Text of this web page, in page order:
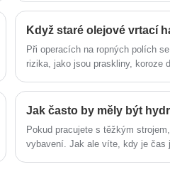
Při operacích na ropných polích
rizika, jako jsou praskliny, koroze
bezpečnostní nehody. Je tedy
zrenovovat a dále používat?
Jak často by měly být
Pokud pracujete s těžkým
vybavení. Jak ale víte, kdy je čas